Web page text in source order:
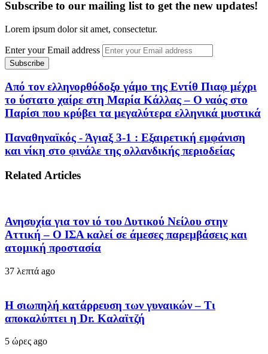
Subscribe to our mailing list to get the new updates!
Lorem ipsum dolor sit amet, consectetur.
Enter your Email address
Από τον ελληνορθόδοξο γάμο της Εντίθ Πιαφ μέχρι
το ύστατο χαίρε στη Μαρία Κάλλας – Ο ναός στο
Παρίσι που κρύβει τα μεγαλύτερα ελληνικά μυστικά
Παναθηναϊκός - Άγιαξ 3-1 : Εξαιρετική εμφάνιση
και νίκη στο φινάλε της ολλανδικής περιοδείας
Related Articles
Ανησυχία για τον ιό του Δυτικού Νείλου στην
Αττική – Ο ΙΣΑ καλεί σε άμεσες παρεμβάσεις και
ατομική προστασία
37 λεπτά ago
Η σιωπηλή κατάρρευση των γυναικών – Τι
αποκαλύπτει η Dr. Καλαϊτζή
5 ώρες ago